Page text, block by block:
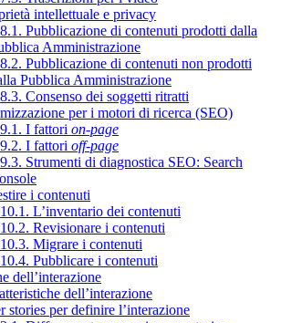
intellettuale e privacy
Pubblicazione di contenuti prodotti dalla
Amministrazione
Pubblicazione di contenuti non prodotti
Pubblica Amministrazione
Consenso dei soggetti ritratti
per i motori di ricerca (SEO)
I fattori on-page
I fattori off-page
Strumenti di diagnostica SEO: Search
i contenuti
L’inventario dei contenuti
Revisionare i contenuti
Migrare i contenuti
Pubblicare i contenuti
dell’interazione
dell’interazione
stories per definire l’interazione